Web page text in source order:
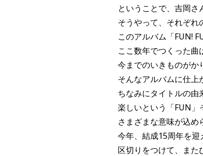
ということで、吉岡さ
そうやって、それぞれ
このアルバム「FUN!
ここ数年でつくった曲
今までのいきものがか
そんなアルバムに仕上
ちなみにタイトルの由
楽しいという「FUN
さまざまな意味が込め
今年、結成15周年を迎
区切りをつけて、また